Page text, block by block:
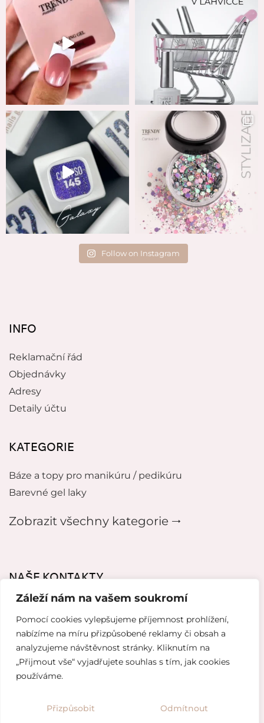
Záleží nám na vašem soukromí
Pomocí cookies vylepšujeme příjemnost prohlížení,
nabízíme na míru přizpůsobené reklamy či obsah a
analyzujeme návštěvnost stránky. Kliknutím na
„Přijmout vše“ vyjadřujete souhlas s tím, jak cookies
používáme.
Přizpůsobit Odmítnout
Follow on Instagram
INFO
Reklamační řád
Objednávky
Adresy
Detaily účtu
KATEGORIE
Báze a topy pro manikúru / pedikúru
Barevné gel laky
Zobrazit všechny kategorie 🠂
NAŠE KONTAKTY
mikeladzebeauty@gmail.com
+420 776627318
U Pergamenky 12, Praha 7